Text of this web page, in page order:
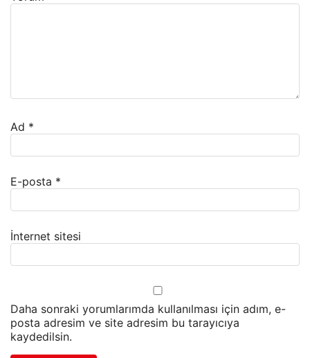
Ad *
E-posta *
İnternet sitesi
Daha sonraki yorumlarımda kullanılması için adım, e-
posta adresim ve site adresim bu tarayıcıya
kaydedilsin.